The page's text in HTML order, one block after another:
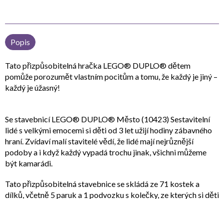
Popis
Tato přizpůsobitelná hračka LEGO® DUPLO® dětem
pomůže porozumět vlastním pocitům a tomu, že každý je jiný –
každý je úžasný!
Se stavebnicí LEGO® DUPLO® Město (10423) Sestavitelní
lidé s velkými emocemi si děti od 3 let užijí hodiny zábavného
hraní. Zvídaví malí stavitelé vědí, že lidé mají nejrůznější
podoby a i když každý vypadá trochu jinak, všichni můžeme
být kamarádi.
Tato přizpůsobitelná stavebnice se skládá ze 71 kostek a
dílků, včetně 5 paruk a 1 podvozku s kolečky, ze kterých si děti